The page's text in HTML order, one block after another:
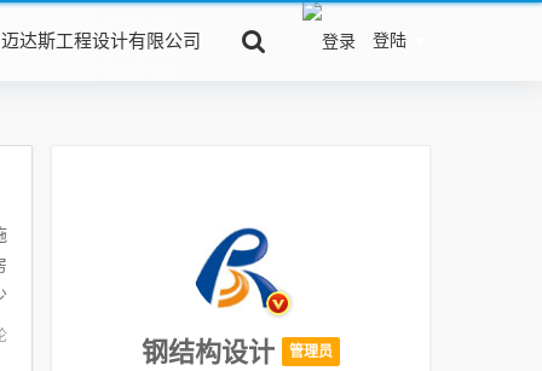
登陆
达斯工程设计有限公司
钢结构设计 管理员